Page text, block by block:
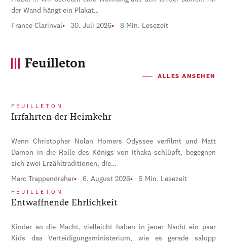
der Wand hängt ein Plakat…
France Clarinval 30. Juli 2026 8 Min. Lesezeit
Feuilleton
ALLES ANSEHEN
FEUILLETON
Irrfahrten der Heimkehr
Wenn Christopher Nolan Homers Odyssee verfilmt und Matt
Damon in die Rolle des Königs von Ithaka schlüpft, begegnen
sich zwei Erzähltraditionen, die…
Marc Trappendreher 6. August 2026 5 Min. Lesezeit
FEUILLETON
Entwaffnende Ehrlichkeit
Kinder an die Macht, vielleicht haben in jener Nacht ein paar
Kids das Verteidigungsministerium, wie es gerade salopp